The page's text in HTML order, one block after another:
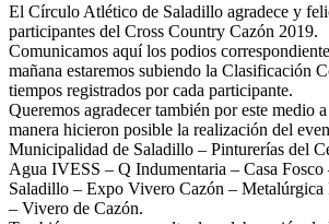
El Círculo Atlético de Saladillo agradece y
participantes del Cross Country Cazón 2019.
Comunicamos aquí los podios
mañana estaremos subiendo la Clasificación
tiempos registrados por cada participante.
Queremos agradecer también por este medio
manera hicieron posible la realización del
Municipalidad de Saladillo – Pinturerías del
Agua IVESS – Q Indumentaria – Casa Fosco
Saladillo – Expo Vivero Cazón –
– Vivero de Cazón.